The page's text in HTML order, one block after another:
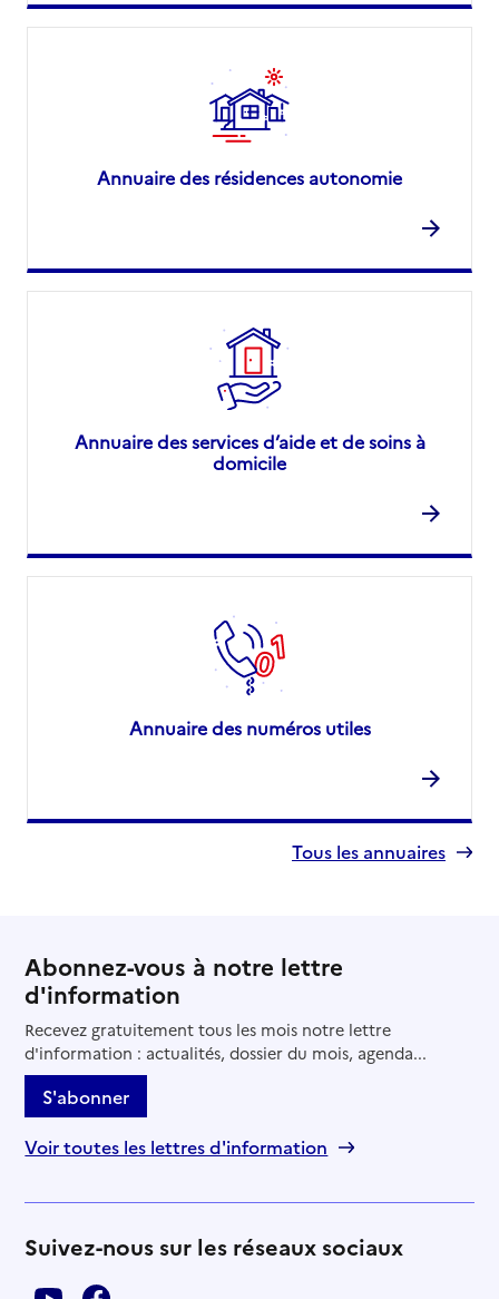
Annuaire des résidences autonomie
Annuaire des services d’aide et de soins à
domicile
Annuaire des numéros utiles
Tous les annuaires
Abonnez-vous à notre lettre
d'information
Recevez gratuitement tous les mois notre lettre
d'information : actualités, dossier du mois, agenda...
S'abonner
Voir toutes les lettres d'information
Suivez-nous sur les réseaux sociaux